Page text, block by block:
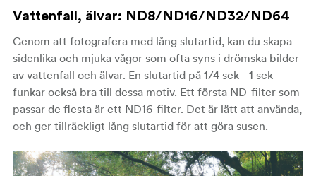
Vattenfall, älvar: ND8/ND16/ND32/ND64
Genom att fotografera med lång slutartid, kan du skapa
sidenlika och mjuka vågor som ofta syns i drömska bilder
av vattenfall och älvar. En slutartid på 1/4 sek - 1 sek
funkar också bra till dessa motiv. Ett första ND-filter som
passar de flesta är ett ND16-filter. Det är lätt att använda,
och ger tillräckligt lång slutartid för att göra susen.